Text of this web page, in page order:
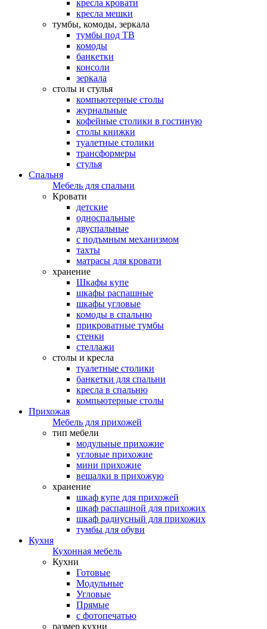
кресла кровати
кресла мешки
тумбы, комоды, зеркала
тумбы под ТВ
комоды
банкетки
консоли
зеркала
столы и стулья
компьютерные столы
журнальные
кофейные столики в гостиную
столы книжки
туалетные столики
трансформеры
стулья
Спальня
Мебель для спальни
Кровати
детские
односпальные
двуспальные
с подъмным механизмом
тахты
матрасы для кровати
хранение
Шкафы купе
шкафы распашные
шкафы угловые
комоды в спальню
прикроватные тумбы
стенки
стеллажи
столы и кресла
туалетные столики
банкетки для спальни
кресла в спальню
компьютерные столы
Прихожая
Мебель для прихожей
тип мебели
модульные прихожие
угловые прихожие
мини прихожие
вешалки в прихожую
хранение
шкаф купе для прихожей
шкаф распашной для прихожих
шкаф радиусный для прихожих
тумбы для обуви
Кухня
Кухонная мебель
Кухни
Готовые
Модульные
Угловые
Прямые
с фотопечатью
размер кухни